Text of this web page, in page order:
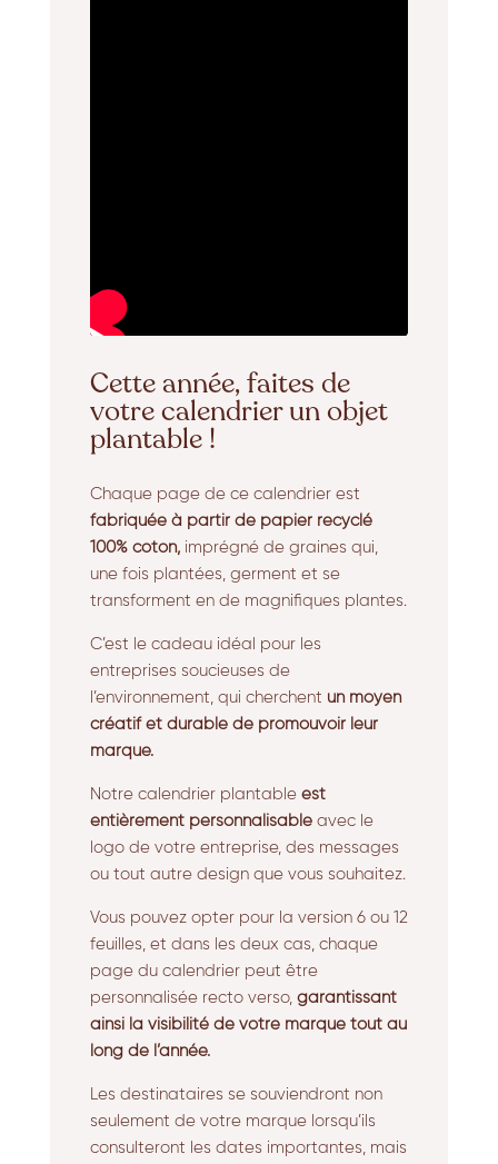
Cette année, faites de
votre calendrier un objet
plantable !
Chaque page de ce calendrier est
fabriquée à partir de papier recyclé
100% coton,imprégné de graines qui,
une fois plantées, germent et se
transforment en de magnifiques plantes.
C’est le cadeau idéal pour les
entreprises soucieuses de
l’environnement, qui cherchent un moyen
créatif et durable de promouvoir leur
marque.
Notre calendrier plantable est
entièrement personnalisableavec le
logo de votre entreprise, des messages
ou tout autre design que vous souhaitez.
Vous pouvez opter pour la version 6 ou 12
feuilles, et dans les deux cas, chaque
page du calendrier peut être
personnalisée recto verso, garantissant
ainsi la visibilité de votre marque tout au
long de l’année.
Les destinataires se souviendront non
seulement de votre marque lorsqu’ils
consulteront les dates importantes, mais